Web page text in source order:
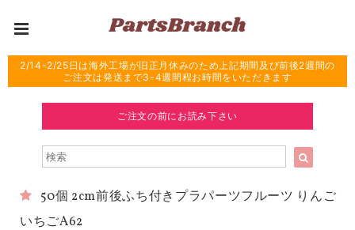
2/14-2/25日は海外工場が旧正月休みのため上記期間及び前後2週間の
ご注文は発送まで3-4週間程お時間をいただきます
ご注文の前にお読み下さい
50個 2cm前後ふち付きプラパーツフルーツ りんご
いちごA62